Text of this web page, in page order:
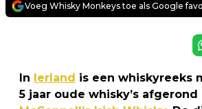
Voeg Whisky Monkeys toe als Google
In Ierland is een whiskyreeks
5 jaar oude whisky’s afgerond